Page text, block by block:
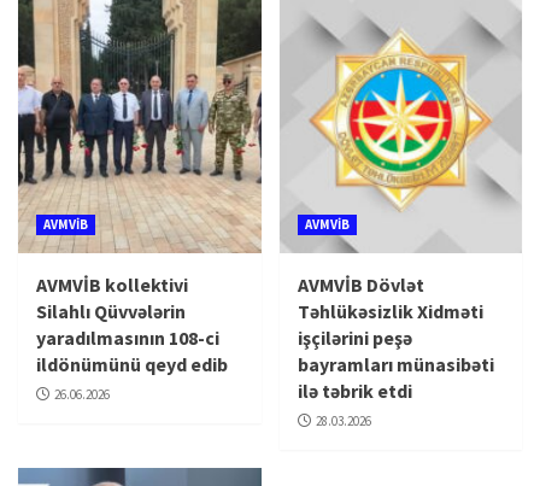
AVMVİB
AVMVİB kollektivi
Silahlı Qüvvələrin
yaradılmasının 108-ci
ildönümünü qeyd edib
26.06.2026
AVMVİB
AVMVİB Dövlət
Təhlükəsizlik Xidməti
işçilərini peşə
bayramları münasibəti
ilə təbrik etdi
28.03.2026